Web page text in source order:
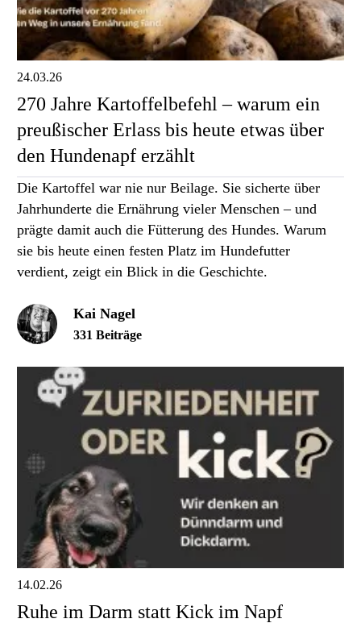
24.03.26
270 Jahre Kartoffelbefehl – warum ein
preußischer Erlass bis heute etwas über
den Hundenapf erzählt
Die Kartoffel war nie nur Beilage. Sie sicherte über
Jahrhunderte die Ernährung vieler Menschen – und
prägte damit auch die Fütterung des Hundes. Warum
sie bis heute einen festen Platz im Hundefutter
verdient, zeigt ein Blick in die Geschichte.
Kai Nagel
331 Beiträge
14.02.26
Ruhe im Darm statt Kick im Napf